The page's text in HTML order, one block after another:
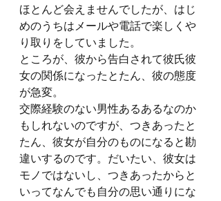
ほとんど会えませんでしたが、はじ
めのうちはメールや電話で楽しくや
り取りをしていました。
ところが、彼から告白されて彼氏彼
女の関係になったとたん、彼の態度
が急変。
交際経験のない男性あるあるなのか
もしれないのですが、つきあったと
たん、彼女が自分のものになると勘
違いするのです。だいたい、彼女は
モノではないし、つきあったからと
いってなんでも自分の思い通りにな